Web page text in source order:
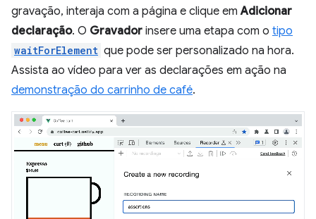
gravação, interaja com a página e clique emAdicionar
declaração. O Gravador insere uma etapa com o tipo
waitForElement que pode ser personalizado na hora.
Assista ao vídeo para ver as declarações em ação na
demonstração do carrinho de café.